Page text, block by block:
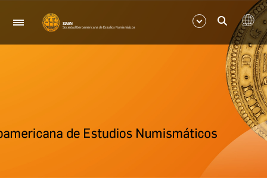
Navegación
Mostrar/Ocultar